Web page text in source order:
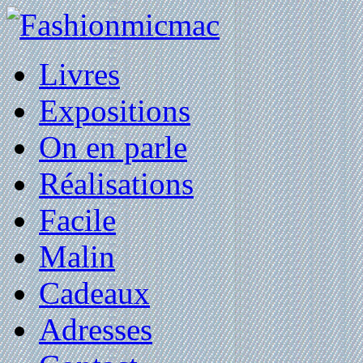
Livres
Expositions
On en parle
Réalisations
Facile
Malin
Cadeaux
Adresses